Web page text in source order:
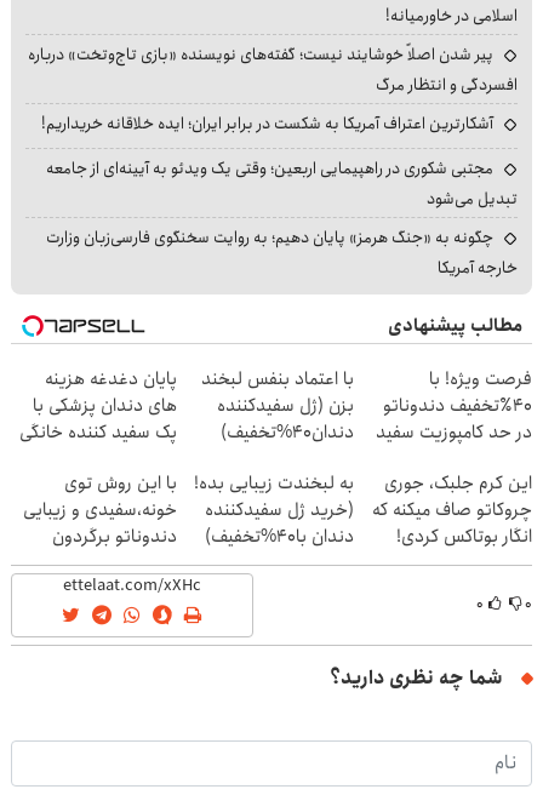
اسلامی در خاورمیانه!
پیر شدن اصلاً خوشایند نیست؛ گفته‌های نویسنده «بازی تاج‌وتخت» درباره
افسردگی و انتظار مرگ
آشکارترین اعتراف آمریکا به شکست در برابر ایران؛ ایده خلاقانه خریداریم!
مجتبی شکوری در راهپیمایی اربعین؛ وقتی یک ویدئو به آیینه‌ای از جامعه
تبدیل می‌شود
چگونه به «جنگ هرمز» پایان دهیم؛ به روایت سخنگوی فارسی‌زبان وزارت
خارجه آمریکا
مطالب پیشنهادی
فرصت ویژه! با
40٪تخفیف دندوناتو
در حد کامپوزیت سفید
با اعتماد بنفس لبخند
بزن (ژل سفیدکننده
دندان40%تخفیف)
پایان دغدغه هزینه
های دندان پزشکی با
پک سفید کننده خانگی
این کرم جلبک، جوری
چروکاتو صاف میکنه که
انگار بوتاکس کردی!
(تخفیف ویژه)
به لبخندت زیبایی بده!
(خرید ژل سفیدکننده
دندان با40%تخفیف)
با این روش توی
خونه،سفیدی و زیبایی
دندوناتو برگردون
(40%off)
۰ ۰
شما چه نظری دارید؟